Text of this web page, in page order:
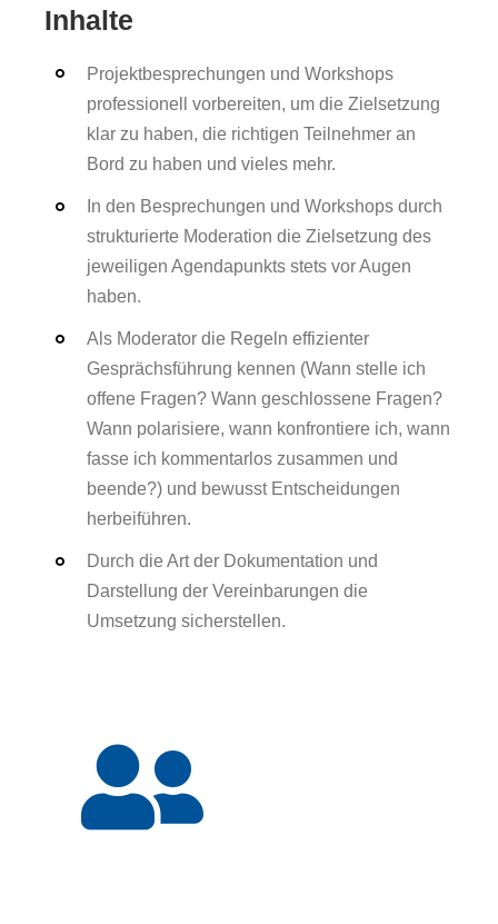
Inhalte
Projektbesprechungen und Workshops
professionell vorbereiten, um die Zielsetzung
klar zu haben, die richtigen Teilnehmer an
Bord zu haben und vieles mehr.
In den Besprechungen und Workshops durch
strukturierte Moderation die Zielsetzung des
jeweiligen Agendapunkts stets vor Augen
haben.
Als Moderator die Regeln effizienter
Gesprächsführung kennen (Wann stelle ich
offene Fragen? Wann geschlossene Fragen?
Wann polarisiere, wann konfrontiere ich, wann
fasse ich kommentarlos zusammen und
beende?) und bewusst Entscheidungen
herbeiführen.
Durch die Art der Dokumentation und
Darstellung der Vereinbarungen die
Umsetzung sicherstellen.